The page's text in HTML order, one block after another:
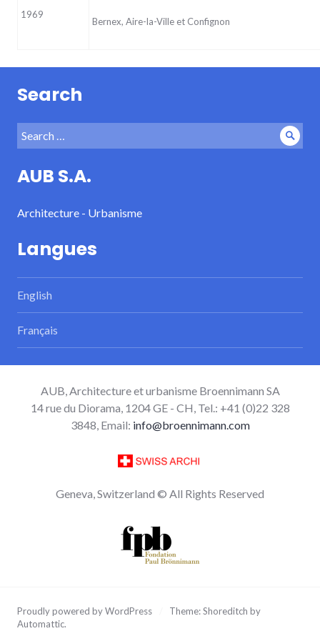
1969
Bernex, Aire-la-Ville et Confignon
Search
Search
for:
AUB S.A.
Architecture - Urbanisme
Langues
English
Français
AUB, Architecture et urbanisme Broennimann SA
14 rue du Diorama, 1204 GE - CH, Tel.: +41 (0)22 328
3848, Email: info@broennimann.com
Geneva, Switzerland © All Rights Reserved
Proudly powered by WordPress
Theme: Shoreditch by
Automattic.